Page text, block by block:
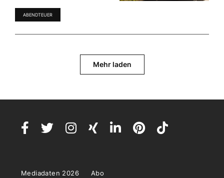
ABENDTEUER
Mehr laden
Mediadaten 2026 Abo